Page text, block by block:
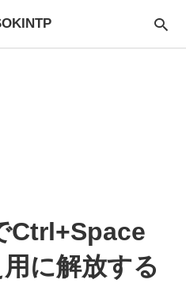
Ctrl+Space
に解放する